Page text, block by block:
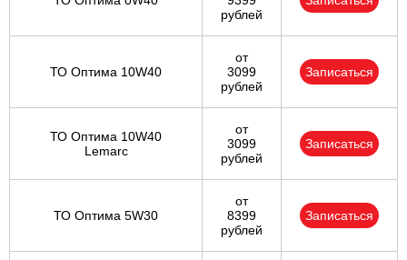
рублей
ТО Оптима 10W40
от
3099
рублей
Записаться
ТО Оптима 10W40
Lemarc
от
3099
рублей
Записаться
ТО Оптима 5W30
от
8399
рублей
Записаться